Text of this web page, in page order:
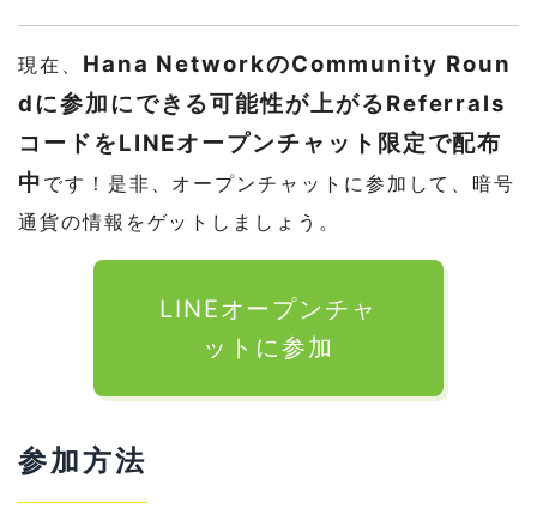
現在、 Hana NetworkのCommunity Roun
dに参加にできる可能性が上がるReferrals
コードをLINEオープンチャット限定で配布
中 です！是非、オープンチャットに参加して、暗号
通貨の情報をゲットしましょう。
LINEオープンチャ
ットに参加
参加方法